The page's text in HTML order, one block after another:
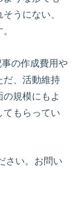
うにない、
の作成費用や
だ、活動維持
規模にもよ
てもらってい
さい。お問い